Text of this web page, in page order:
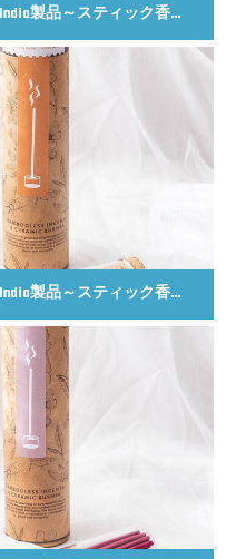
創業1932年のお香の老舗Song of India製品～スティック香＆お香立てセット[Botanicaly Collection] – ハニーサックルジャスミン
創業1932年のお香の老舗Song of India製品～スティック香＆お香立てセット[Botanicaly Collection] – ゴジモロ オレンジ